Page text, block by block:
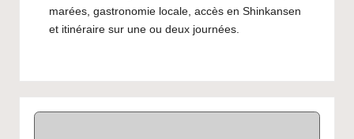
marées, gastronomie locale, accès en Shinkansen
et itinéraire sur une ou deux journées.